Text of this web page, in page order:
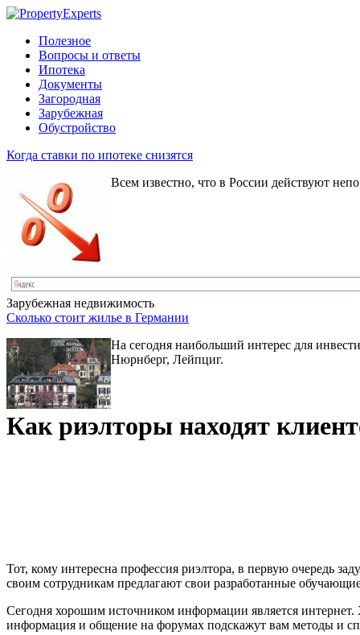
Полезное
Вопросы и ответы
Ипотека
Документы
Загородная
Зарубежная
Обустройство
Когда ставки по ипотеке снизятся
Всем известно, что в России действуют
Зарубежная недвижимость
Сколько стоит жилье в Германии
На сегодня наибольший интерес для
Нюрнберг, Лейпциг.
Как риэлторы находят
Тот, кому интересна профессия риэлтора, в первую очередь
своим сотрудникам предлагают свои разработанные
Сегодня хорошим источником информации является
информация и общение на форумах подскажут вам методы и